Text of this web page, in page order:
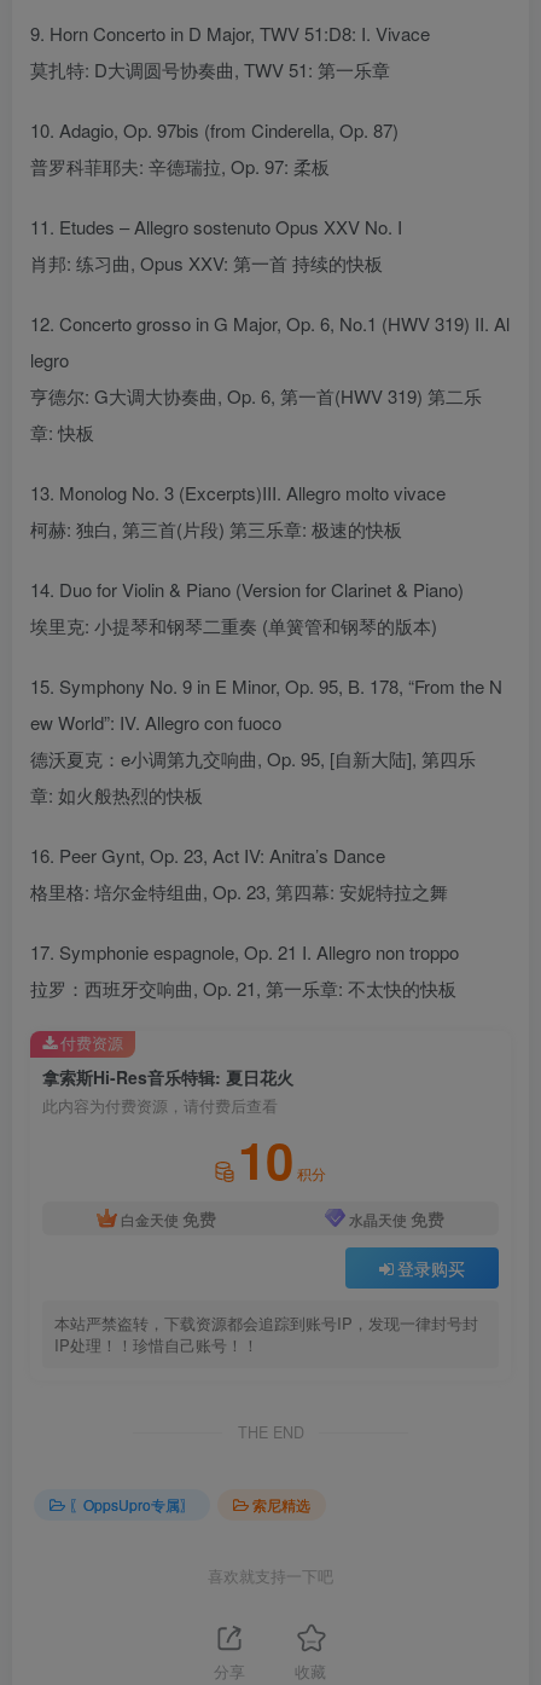
9. Horn Concerto in D Major, TWV 51:D8: I. Vivace
莫扎特: D大调圆号协奏曲, TWV 51: 第一乐章
10. Adagio, Op. 97bis (from Cinderella, Op. 87)
普罗科菲耶夫: 辛德瑞拉, Op. 97: 柔板
11. Etudes – Allegro sostenuto Opus XXV No. I
肖邦: 练习曲, Opus XXV: 第一首 持续的快板
12. Concerto grosso in G Major, Op. 6, No.1 (HWV 319) II. Al
legro
亨德尔: G大调大协奏曲, Op. 6, 第一首(HWV 319) 第二乐
章: 快板
13. Monolog No. 3 (Excerpts)III. Allegro molto vivace
柯赫: 独白, 第三首(片段) 第三乐章: 极速的快板
14. Duo for Violin & Piano (Version for Clarinet & Piano)
埃里克: 小提琴和钢琴二重奏 (单簧管和钢琴的版本)
15. Symphony No. 9 in E Minor, Op. 95, B. 178, “From the N
ew World”: IV. Allegro con fuoco
德沃夏克：e小调第九交响曲, Op. 95, [自新大陆], 第四乐
章: 如火般热烈的快板
16. Peer Gynt, Op. 23, Act IV: Anitra’s Dance
格里格: 培尔金特组曲, Op. 23, 第四幕: 安妮特拉之舞
17. Symphonie espagnole, Op. 21 I. Allegro non troppo
拉罗：西班牙交响曲, Op. 21, 第一乐章: 不太快的快板
拿索斯Hi-Res音乐特辑: 夏日花火
此内容为付费资源，请付费后查看
10 积分
白金天使 免费 水晶天使 免费
登录购买
本站严禁盗转，下载资源都会追踪到账号IP，发现一律封号封
IP处理！！珍惜自己账号！！
付费资源
THE END
〖OppsUpro专属〗 索尼精选
喜欢就支持一下吧
分享 收藏